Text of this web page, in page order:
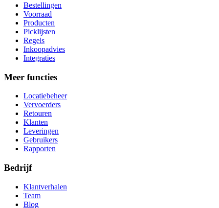
Bestellingen
Voorraad
Producten
Picklijsten
Regels
Inkoopadvies
Integraties
Meer functies
Locatiebeheer
Vervoerders
Retouren
Klanten
Leveringen
Gebruikers
Rapporten
Bedrijf
Klantverhalen
Team
Blog